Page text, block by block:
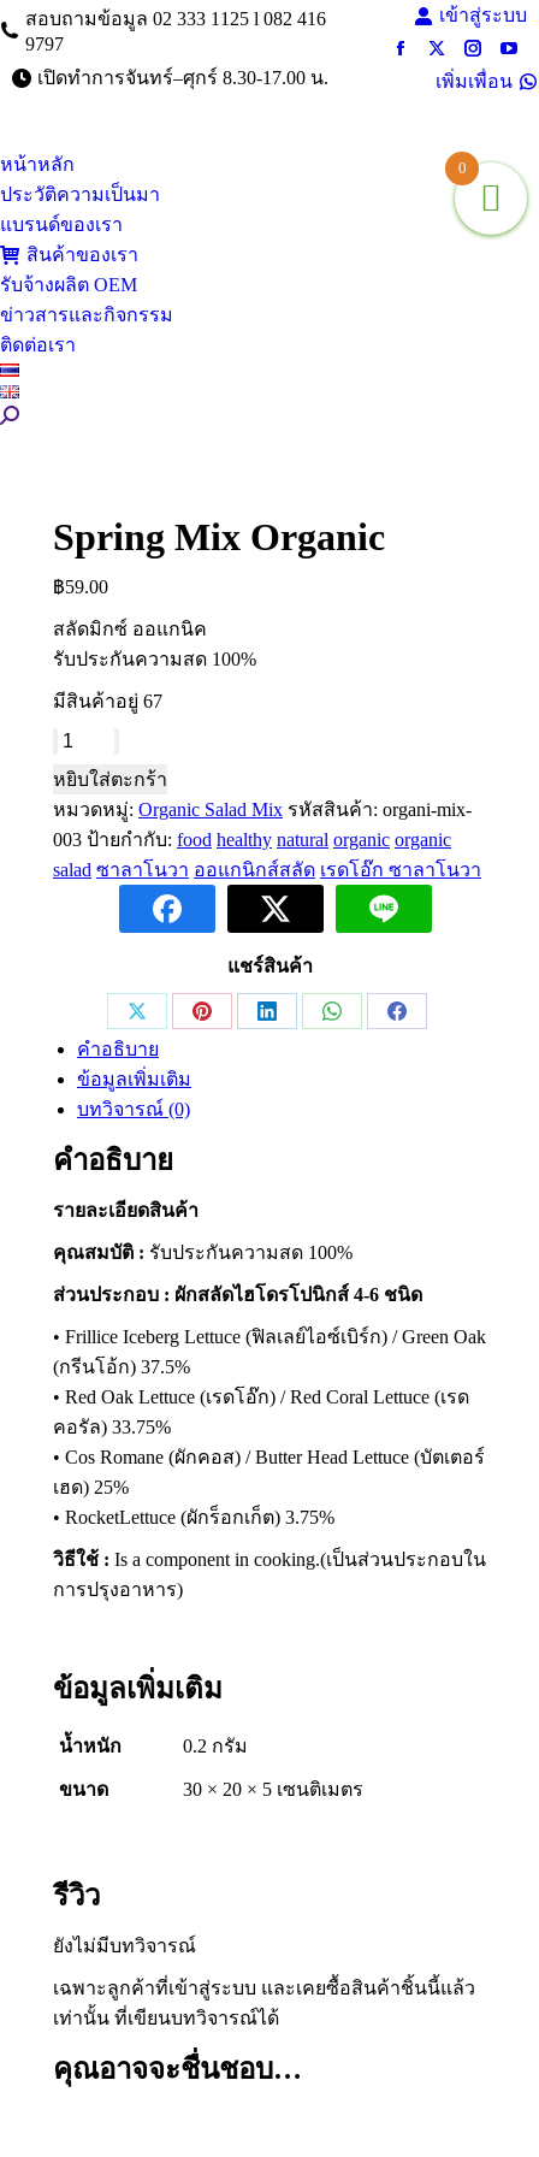
สอบถามข้อมูล 02 333 1125 l 082 416
9797
เปิดทำการจันทร์–ศุกร์ 8.30-17.00 น.
เข้าสู่ระบบ
Facebook
window
X
page
new
window
page
new
window
new
เพิ่มเพื่อน
หน้าหลัก
ประวัติความเป็นมา
แบรนด์ของเรา
สินค้าของเรา
รับจ้างผลิต OEM
ข่าวสารและกิจกรรม
ติดต่อเรา
Search:
Spring Mix Organic
฿59.00
สลัดมิกซ์ ออแกนิค
รับประกันความสด 100%
มีสินค้าอยู่ 67
จำนวน
Spring
Mix
Organic
ชิ้น
หยิบใส่ตะกร้า
หมวดหมู่: Organic Salad Mix รหัสสินค้า: organi-mix-
003 ป้ายกำกับ: food healthy natural organic organic
salad ซาลาโนวา ออแกนิกส์สลัด เรดโอ๊ก ซาลาโนวา
แชร์สินค้า
Share
on
Share
Share
Share
Share
คำอธิบาย
ข้อมูลเพิ่มเติม
บทวิจารณ์ (0)
คำอธิบาย
รายละเอียดสินค้า
คุณสมบัติ : รับประกันความสด 100%
ส่วนประกอบ : ผักสลัดไฮโดรโปนิกส์ 4-6 ชนิด
• Frillice Iceberg Lettuce (ฟิลเลย์ไอซ์เบิร์ก) / Green Oak
(กรีนโอ้ก) 37.5%
• Red Oak Lettuce (เรดโอ๊ก) / Red Coral Lettuce (เรด
คอรัล) 33.75%
• Cos Romane (ผักคอส) / Butter Head Lettuce (บัตเตอร์
เฮด) 25%
• RocketLettuce (ผักร็อกเก็ต) 3.75%
วิธีใช้ : Is a component in cooking.(เป็นส่วนประกอบใน
การปรุงอาหาร)
ข้อมูลเพิ่มเติม
น้ำหนัก 0.2 กรัม
ขนาด 30 × 20 × 5 เซนติเมตร
รีวิว
ยังไม่มีบทวิจารณ์
เฉพาะลูกค้าที่เข้าสู่ระบบ และเคยซื้อสินค้าชิ้นนี้แล้ว
เท่านั้น ที่เขียนบทวิจารณ์ได้
คุณอาจจะชื่นชอบ…
0